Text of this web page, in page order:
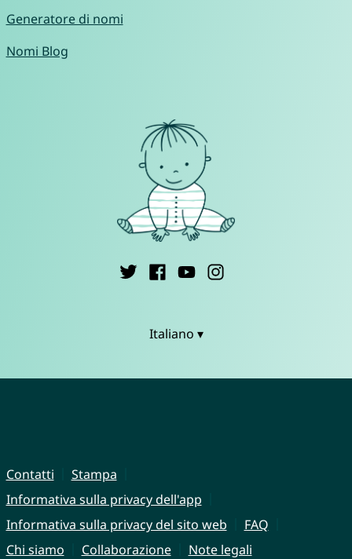
Generatore di nomi
Nomi Blog
Italiano ▾
Contatti
Stampa
Informativa sulla privacy dell'app
Informativa sulla privacy del sito web
FAQ
Chi siamo
Collaborazione Note legali